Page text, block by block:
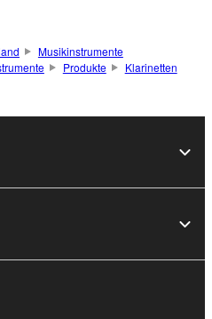
Musikinstrumente
Produkte
Klarinetten